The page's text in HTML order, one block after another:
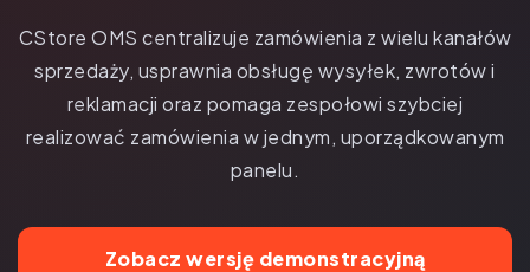
CStore OMS centralizuje zamówienia z wielu kanałów
sprzedaży, usprawnia obsługę wysyłek, zwrotów i
reklamacji oraz pomaga zespołowi szybciej
realizować zamówienia w jednym, uporządkowanym
panelu.
Zobacz wersję demonstracyjną